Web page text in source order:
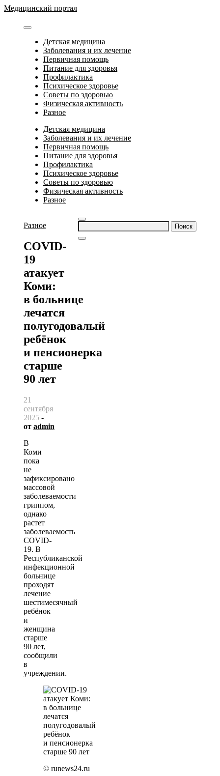
Перейти
содержимому
Медицинский портал
Детская медицина
Заболевания и их лечение
Первичная помощь
Питание для здоровья
Профилактика
Психическое здоровье
Советы по здоровью
Физическая активность
Разное
Детская медицина
Заболевания и их лечение
Первичная помощь
Питание для здоровья
Профилактика
Психическое здоровье
Советы по здоровью
Физическая активность
Разное
Найти:
Разное
COVID-
19
атакует
Коми:
в больнице
лечатся
полугодовалый
ребёнок
и пенсионерка
старше
90 лет
21
сентября
2025 -
от admin
В
Коми
пока
не
зафиксировано
массовой
заболеваемости
гриппом,
однако
растет
заболеваемость
COVID-
19. В
Республиканской
инфекционной
больнице
проходят
лечение
шестимесячный
ребёнок
и
женщина
старше
90 лет,
сообщили
в
учреждении.
© runews24.ru